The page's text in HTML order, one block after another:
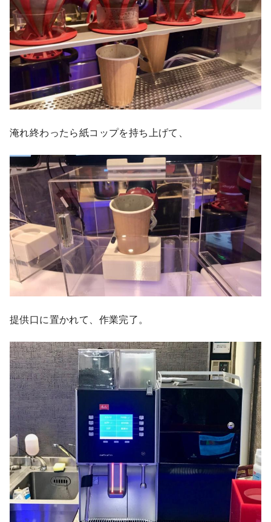
淹れ終わったら紙コップを持ち上げて、
提供口に置かれて、作業完了。